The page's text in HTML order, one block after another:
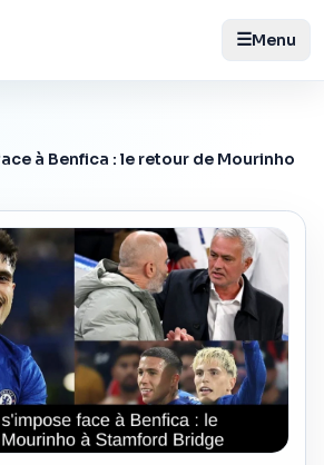
☰Menu
à Benfica : le retour de Mourinho